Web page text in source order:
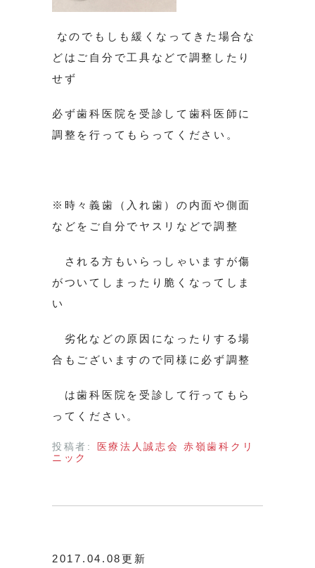
なのでもしも緩くなってきた場合な
どはご自分で工具などで調整したり
せず
必ず歯科医院を受診して歯科医師に
調整を行ってもらってください。
※時々義歯（入れ歯）の内面や側面
などをご自分でヤスリなどで調整
される方もいらっしゃいますが傷
がついてしまったり脆くなってしま
い
劣化などの原因になったりする場
合もございますので同様に必ず調整
は歯科医院を受診して行ってもら
ってください。
投稿者:
医療法人誠志会 赤嶺歯科クリ
ニック
2017.04.08更新